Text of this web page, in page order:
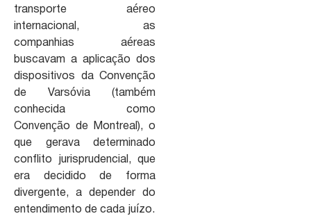
transporte aéreo
internacional, as
companhias aéreas
buscavam a aplicação dos
dispositivos da Convenção
de Varsóvia (também
conhecida como
Convenção de Montreal), o
que gerava determinado
conflito jurisprudencial, que
era decidido de forma
divergente, a depender do
entendimento de cada juízo.